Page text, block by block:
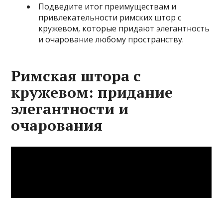
Подведите итог преимуществам и
привлекательности римских штор с
кружевом, которые придают элегантность
и очарование любому пространству.
Римская штора с
кружевом: придание
элегантности и
очарования